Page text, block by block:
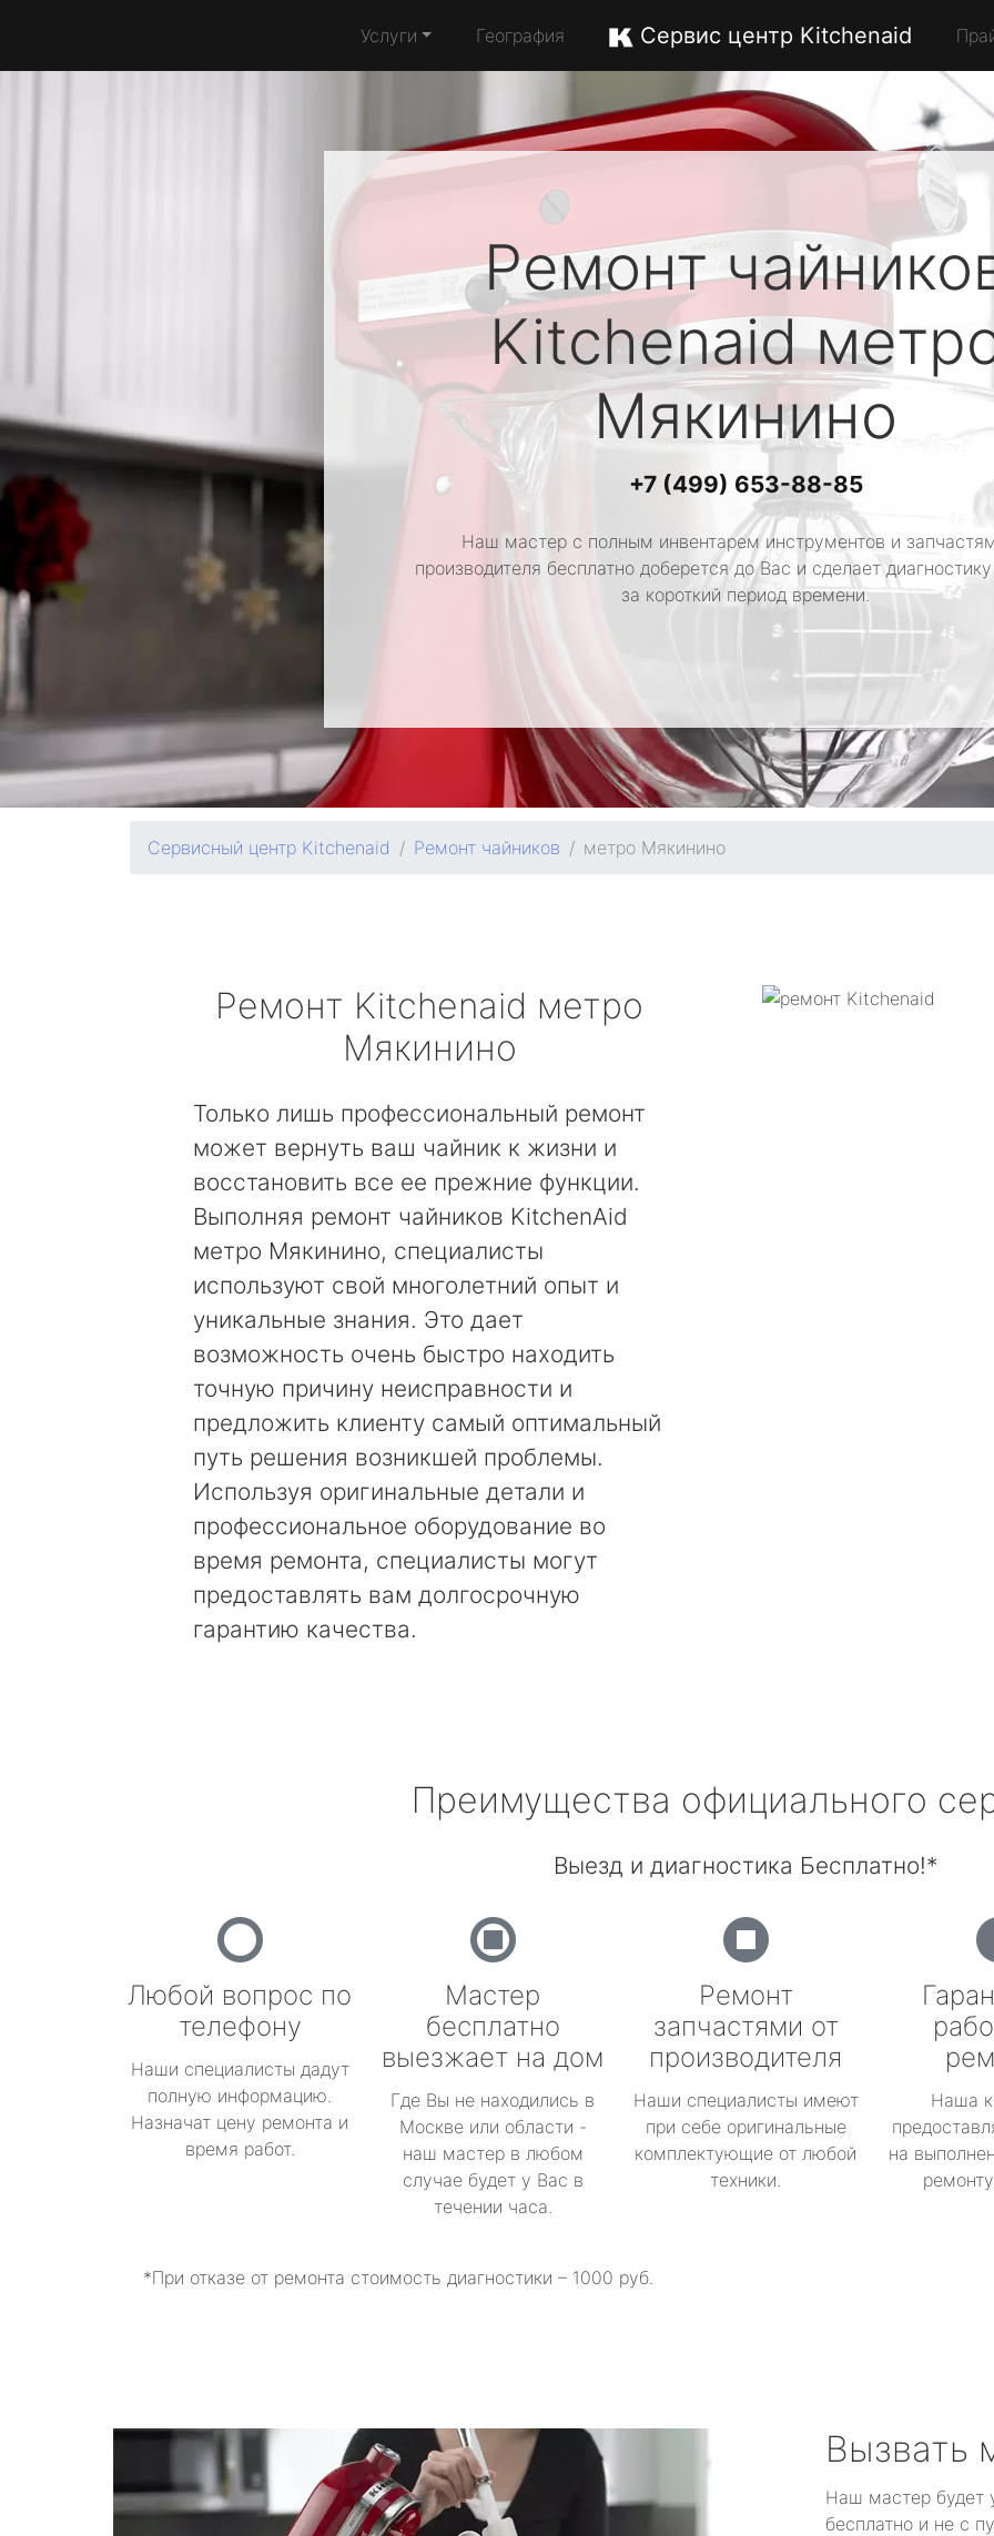
Услуги География Сервис центр Kitchenaid
Ремонт
Kitchenaid
Мякинино
+7 (499) 653-88-85
Наш мастер с полным инвентарем инструментов и
производителя бесплатно доберется до Вас и сделает
за короткий период времени.
Сервисный центр Kitchenaid Ремонт чайников метро Мякинино
Ремонт Kitchenaid метро
Мякинино
Только лишь профессиональный ремонт
может вернуть ваш чайник к жизни и
восстановить все ее прежние функции.
Выполняя ремонт чайников KitchenAid
метро Мякинино, специалисты
используют свой многолетний опыт и
уникальные знания. Это дает
возможность очень быстро находить
точную причину неисправности и
предложить клиенту самый оптимальный
путь решения возникшей проблемы.
Используя оригинальные детали и
профессиональное оборудование во
время ремонта, специалисты могут
предоставлять вам долгосрочную
гарантию качества.
Преимущества официального
Выезд и диагностика Бесплатно!*
Любой вопрос по
телефону
Наши специалисты дадут
полную информацию.
Назначат цену ремонта и
время работ.
Мастер
бесплатно
выезжает на дом
Где Вы не находились в
Москве или области -
наш мастер в любом
случае будет у Вас в
течении часа.
Ремонт
запчастями от
производителя
Наши специалисты имеют
при себе оригинальные
комплектующие от любой
техники.
Наша
на
*При отказе от ремонта стоимость диагностики – 1000 руб.
Вызвать
Наш мастер будет
бесплатно и не с